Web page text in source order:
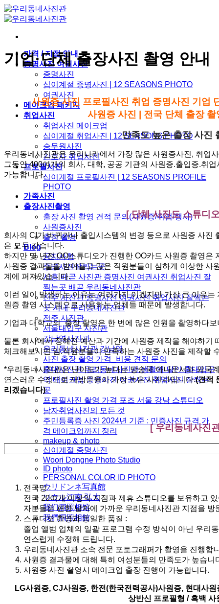
Skip
to
content
가격 / 지점 안내
증명사진 여권사진
증명사진
십이계절 증명사진 | 12 SEASONS PHOTO
여권사진
메이크업 패키지
취업사진
취업사진 메이크업
십이계절 취업사진 | 12 SEASONS PHOTO
승무원사진
간호사 취업사진
프로필사진
십이계절 프로필사진 | 12 SEASONS PROFILE
PHOTO
가족사진
출장사진촬영
출장 사진 촬영 견적 문의(사원증/취업/행사)
사원증사진
출장 촬영
Blog
공지사항
증명사진잘찍는곳
시흥 배곧 사진관 증명사진 여권사진 취업사진 잘
찍는곳 배곧 우리동네사진관
진주 사진관 증명사진 여권사진 취업사진 잘찍는
곳 시내 우리동네사진관
전주 사진관
서울대입구 사진관
강남역사진관
우리동네사진관 강남역
사진 출장 촬영 가격_비용 견적 문의
홍대사진관 우리동네사진관 생활의 달인 홍대입구
역 메이크업 증명사진 여권사진 취업사진 잘찍는
곳
프로필사진 촬영 가격 포즈 서울 강남 스튜디오
남자취업사진의 모든 것
주민등록증 사진 2024년 기준 : 민증사진 규격 가
격 메이크업까지 정리
makeup & photo
십이계절 증명사진
Woori Dongne Photo Studio
ID photo
PERSONAL COLOR ID PHOTO
ウリドンネ写真館
ソウル江南·弘大
我们洞照相馆
我們洞照相館
기업·단체 출장사진 촬영 안내
사원증 사진 프로필사진 취업 증명사진 기업
사원증 사진 | 전국 단체 출장
만족도 높은 출장 사진
우리동네사진관은 우리나라에서 가장 많은 사원증사진, 취업
그동안 400여개의 회사, 대학, 공공 기관의 사원증.출입증.취
가능합니다.
[ 단체 사진도 스튜디
회사의 CI가 바뀌거나 출입시스템의 변경 등으로 사원증 사
은 모두 같습니다.
하지만 몇 년전 OO스튜디오가 진행한 OO카드 사원증 촬영은
사원증 결과물을 받아들고 많은 직원분들이 심하게 이상한
계에 퍼져있습니다.
이런 일이 발생하는 이유는 여러가지 이겠지만 가장 큰 이유
원증 촬영 시스템으로 사용하는 업체들 때문에 발생합니다.
기업과 대학교의 출장 촬영은 한 번에 많은 인원을 촬영하다
물론 회사에서 정해진 예산과 기간에 사원증 제작을 해야하
체크해보시면 임.직원분들이 만족하는 사원증 사진을 제작할
*우리동네사진관은 난이도가 높다는 방송국 아나운서와 외국
연스러운 수정으로 재방문율이 가장 높은 사진관입니다.(견적
리겠습니다)
[ 우리동네사진
전국망 :
전국 20여개 이상의 지점과 제휴 스튜디오를 보유하고
자분들은 편한 날자에 가까운 우리동네사진관 지점을 방
스튜디오 촬영과 동일한 품질 :
졸업 앨범 업체의 일괄 프로그램 수정 방식이 아닌 우리
연스럽게 수정해 드립니다.
우리동네사진관 소속 전문 포토그래퍼가 촬영을 진행합
사원증 결과물에 대해 특히 여성분들의 만족도가 높습니
사원증 사진 촬영시 메이크업 출장 진행이 가능합니다.
LG사원증, CJ사원증, 한전(한국전력공사)사원증, 현대사
상반신 프로필형 / 흑백